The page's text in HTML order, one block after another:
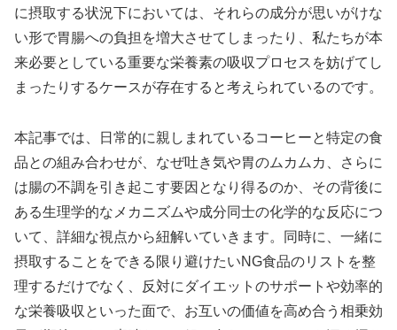
に摂取する状況下においては、それらの成分が思いがけな
い形で胃腸への負担を増大させてしまったり、私たちが本
来必要としている重要な栄養素の吸収プロセスを妨げてし
まったりするケースが存在すると考えられているのです。
本記事では、日常的に親しまれているコーヒーと特定の食
品との組み合わせが、なぜ吐き気や胃のムカムカ、さらに
は腸の不調を引き起こす要因となり得るのか、その背後に
ある生理学的なメカニズムや成分同士の化学的な反応につ
いて、詳細な視点から紐解いていきます。同時に、一緒に
摂取することをできる限り避けたいNG食品のリストを整
理するだけでなく、反対にダイエットのサポートや効率的
な栄養吸収といった面で、お互いの価値を高め合う相乗効